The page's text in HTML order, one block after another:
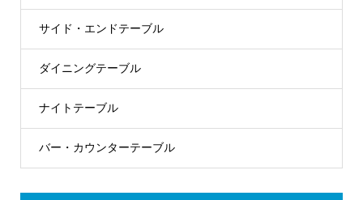
サイド・エンドテーブル
ダイニングテーブル
ナイトテーブル
バー・カウンターテーブル